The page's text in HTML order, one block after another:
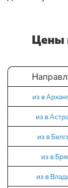
Цены
из в
из в
из в
из в
из в